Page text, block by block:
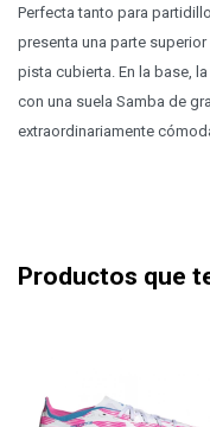
Perfecta tanto para
presenta una parte
pista cubierta. En la base,
con una suela Samba de
extraordinariamente
Productos que